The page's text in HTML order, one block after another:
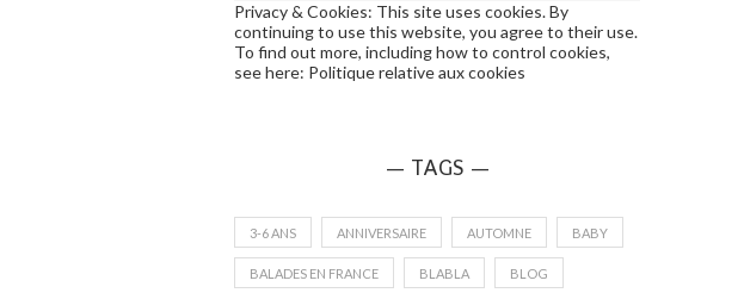
Privacy & Cookies: This site uses cookies. By
continuing to use this website, you agree to their use.
To find out more, including how to control cookies,
see here: Politique relative aux cookies
— TAGS —
3-6 ANS ANNIVERSAIRE AUTOMNE BABY
BALADES EN FRANCE BLABLA BLOG